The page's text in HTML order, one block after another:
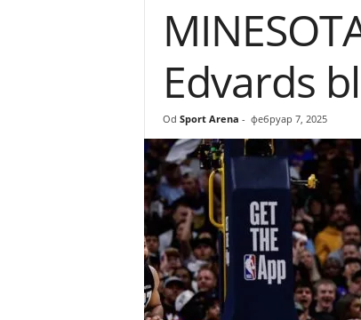
A
r
a
Edvards
Od Sport Arena - фебруар 7, 2025